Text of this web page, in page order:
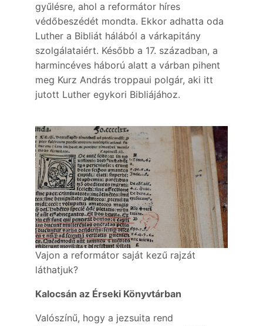
gyűlésre, ahol a reformátor híres
védőbeszédét mondta. Ekkor adhatta oda
Luther a Bibliát hálából a várkapitány
szolgálataiért. Később a 17. században, a
harmincéves háború alatt a várban pihent
meg Kurz András troppaui polgár, aki itt
jutott Luther egykori Bibliájához.
Vajon a reformátor saját kezű rajzát
láthatjuk?
Kalocsán az Érseki Könyvtárban
Valószínű, hogy a jezsuita rend